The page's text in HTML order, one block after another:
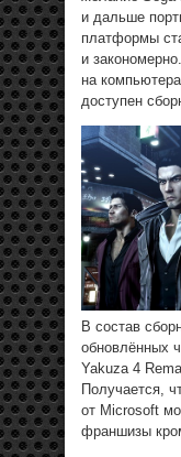
и дальше
платформы
и
на
доступен
В состав
обновлённых
Yakuza 4
Получается,
от Microsoft
франшизы